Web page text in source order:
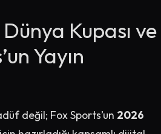
Kupası ve
Yayın
değil; Fox Sports’un 2026